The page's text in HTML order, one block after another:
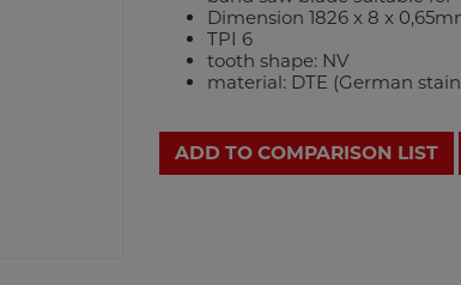
Dimension 1826 x 8 x
TPI 6
tooth shape: NV
material: DTE (German
ADD TO COMPARISON LIST